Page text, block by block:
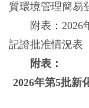
質環境管理簡易
附表：2026年
記證批准情況表
附表：
2026年第5批新